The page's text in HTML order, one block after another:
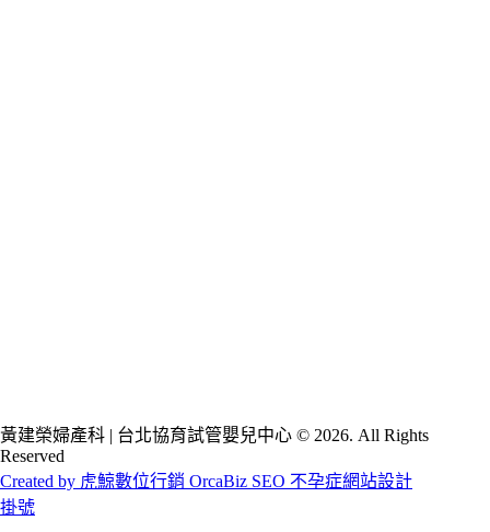
黃建榮婦產科 | 台北協育試管嬰兒中心 © 2026. All Rights
Reserved
Created by 虎鯨數位行銷 OrcaBiz SEO 不孕症網站設計
掛號